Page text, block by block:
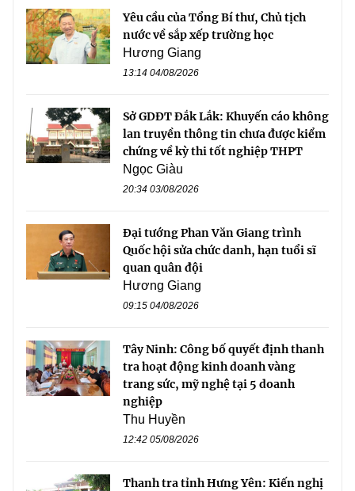
Yêu cầu của Tổng Bí thư, Chủ tịch
nước về sắp xếp trường học
Hương Giang
13:14 04/08/2026
Sở GDĐT Đắk Lắk: Khuyến cáo không
lan truyền thông tin chưa được kiểm
chứng về kỳ thi tốt nghiệp THPT
Ngọc Giàu
20:34 03/08/2026
Đại tướng Phan Văn Giang trình
Quốc hội sửa chức danh, hạn tuổi sĩ
quan quân đội
Hương Giang
09:15 04/08/2026
Tây Ninh: Công bố quyết định thanh
tra hoạt động kinh doanh vàng
trang sức, mỹ nghệ tại 5 doanh
nghiệp
Thu Huyền
12:42 05/08/2026
Thanh tra tỉnh Hưng Yên: Kiến nghị